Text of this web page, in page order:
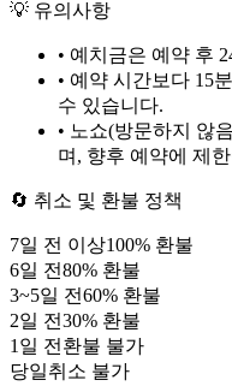
💡 유의사항
• 예치금은 예약 후
• 예약 시간보다 15
수 있습니다.
• 노쇼(방문하지 않
며, 향후 예약에 제
🔄 취소 및 환불 정책
7일 전 이상100% 환불
6일 전80% 환불
3~5일 전60% 환불
2일 전30% 환불
1 일 전 환불 불가
당일취소 불가